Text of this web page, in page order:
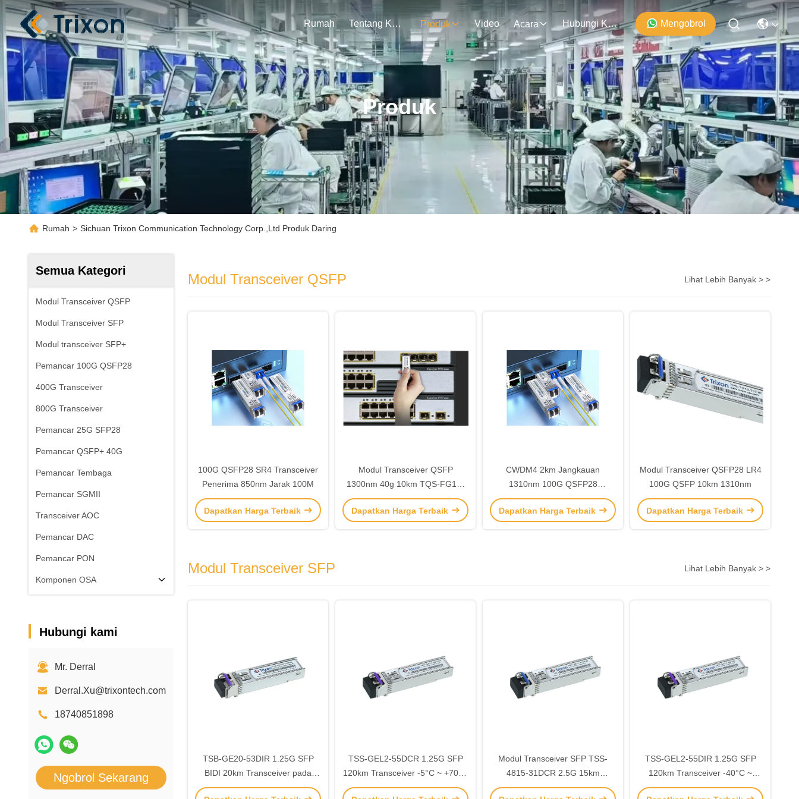
Rumah Tentang Kami Produk Video Acara Hubungi Kami Mengobrol
Produk
Rumah > Sichuan Trixon Communication Technology Corp.,Ltd Produk Daring
Semua Kategori
Modul Transceiver QSFP
Modul Transceiver SFP
Modul transceiver SFP+
Pemancar 100G QSFP28
400G Transceiver
800G Transceiver
Pemancar 25G SFP28
Pemancar QSFP+ 40G
Pemancar Tembaga
Pemancar SGMII
Transceiver AOC
Pemancar DAC
Pemancar PON
Komponen OSA
Hubungi kami
Mr. Derral
Derral.Xu@trixontech.com
18740851898
Ngobrol Sekarang
Modul Transceiver QSFP Lihat Lebih Banyak > >
100G QSFP28 SR4 Transceiver
Penerima 850nm Jarak 100M
Dapatkan Harga Terbaik
Modul Transceiver QSFP
1300nm 40g 10km TQS-FG10-
30DCR
Dapatkan Harga Terbaik
CWDM4 2km Jangkauan
1310nm 100G QSFP28
Transceiver
Dapatkan Harga Terbaik
Modul Transceiver QSFP28 LR4
100G QSFP 10km 1310nm
Dapatkan Harga Terbaik
Modul Transceiver SFP Lihat Lebih Banyak > >
TSB-GE20-53DIR 1.25G SFP
BIDI 20km Transceiver pada
1550nm/1310nm Panjang
TSS-GEL2-55DCR 1.25G SFP
120km Transceiver -5°C ~ +70°C
Suhu SMF Fiber Tipe 1550nm-
Modul Transceiver SFP TSS-
4815-31DCR 2.5G 15km
1310nm
TSS-GEL2-55DIR 1.25G SFP
120km Transceiver -40°C ~
+85°C Suhu SMF Fiber Tipe